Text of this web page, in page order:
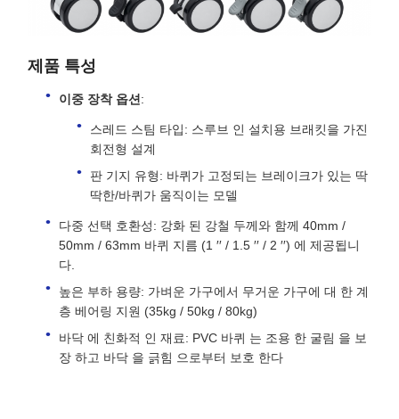
제품 특성
이중 장착 옵션:
스레드 스팀 타입: 스루브 인 설치용 브래킷을 가진
회전형 설계
판 기지 유형: 바퀴가 고정되는 브레이크가 있는 딱
딱한/바퀴가 움직이는 모델
다중 선택 호환성: 강화 된 강철 두께와 함께 40mm /
50mm / 63mm 바퀴 지름 (1 ′′ / 1.5 ′′ / 2 ′′) 에 제공됩니
다.
높은 부하 용량: 가벼운 가구에서 무거운 가구에 대 한 계
층 베어링 지원 (35kg / 50kg / 80kg)
바닥 에 친화적 인 재료: PVC 바퀴 는 조용 한 굴림 을 보
장 하고 바닥 을 긁힘 으로부터 보호 한다